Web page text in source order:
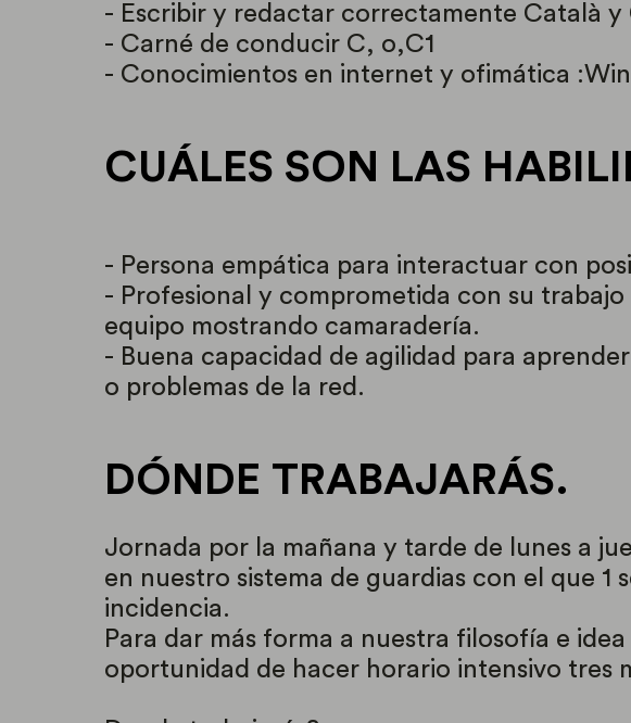
- Escribir y redactar correctamente Català y
- Carné de conducir C, o,C1
- Conocimientos en internet y ofimática
CUÁLES SON LAS
- Persona empática para interactuar con
- Profesional y comprometida con su
equipo mostrando camaradería.
- Buena capacidad de agilidad para
o problemas de la red.
DÓNDE TRABAJARÁS.
Jornada por la mañana y tarde de lunes a
en nuestro sistema de guardias con el que 1
incidencia.
Para dar más forma a nuestra filosofía e
oportunidad de hacer horario intensivo tres